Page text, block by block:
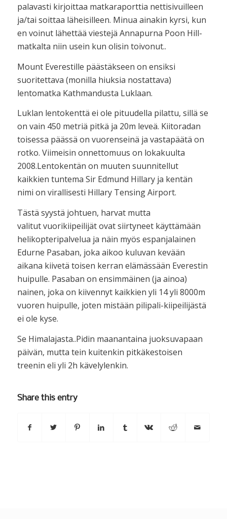
palavasti kirjoittaa matkaraporttia nettisivuilleen
ja/tai soittaa läheisilleen. Minua ainakin kyrsi, kun
en voinut lähettää viestejä Annapurna Poon Hill-
matkalta niin usein kun olisin toivonut..
Mount Everestille päästäkseen on ensiksi
suoritettava (monilla hiuksia nostattava)
lentomatka Kathmandusta Luklaan.
Luklan lentokenttä ei ole pituudella pilattu, sillä se
on vain 450 metriä pitkä ja 20m leveä. Kiitoradan
toisessa päässä on vuorenseinä ja vastapäätä on
rotko. Viimeisin onnettomuus on lokakuulta
2008.Lentokentän on muuten suunnitellut
kaikkien tuntema Sir Edmund Hillary ja kentän
nimi on virallisesti Hillary Tensing Airport.
Tästä syystä johtuen, harvat mutta
valitut vuorikiipeilijät ovat siirtyneet käyttämään
helikopteripalvelua ja näin myös espanjalainen
Edurne Pasaban, joka aikoo kuluvan kevään
aikana kiivetä toisen kerran elämässään Everestin
huipulle. Pasaban on ensimmäinen (ja ainoa)
nainen, joka on kiivennyt kaikkien yli 14 yli 8000m
vuoren huipulle, joten mistään pilipali-kiipeilijästä
ei ole kyse.
Se Himalajasta..Pidin maanantaina juoksuvapaan
päivän, mutta tein kuitenkin pitkäkestoisen
treenin eli yli 2h kävelylenkin.
Share this entry